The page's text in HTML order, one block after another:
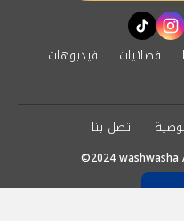
instagram
tiktok
فضائيات
فيديوهات
اتصل بنا
©2024 washwasha